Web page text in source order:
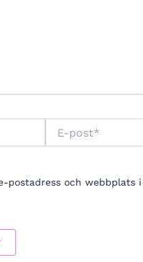
post*
postadress och webbplats